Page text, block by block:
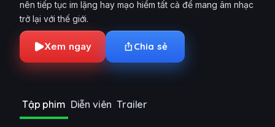
nên tiếp tục im lặng hay mạo hiểm tất cả để mang âm nhạc
trở lại với thế giới.
Xem ngay Chia sẻ
Tập phim Diễn viên Trailer